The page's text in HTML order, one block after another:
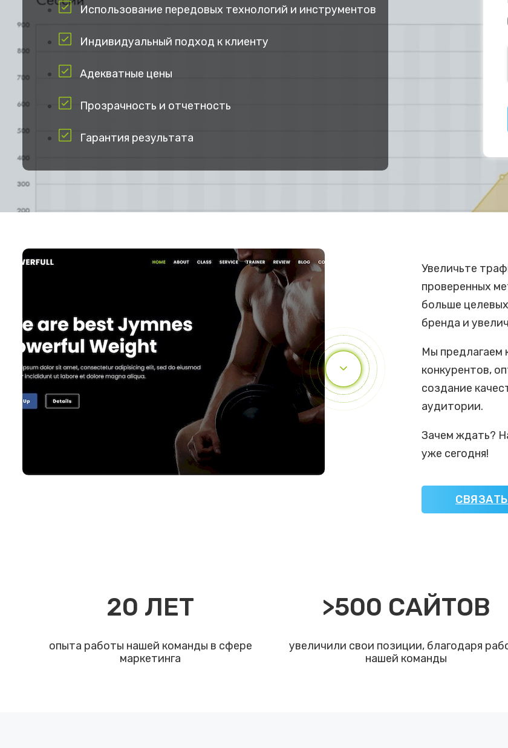
Использование передовых технологий и инструментов
Индивидуальный подход к клиенту
Адекватные цены
Прозрачность и отчетность
Гарантия результата
Увеличьте
проверенных
больше
бренда и
Мы предлагаем
конкурентов,
создание
аудитории.
Зачем ждать?
уже сегодня!
20 ЛЕТ
опыта работы нашей команды в сфере
маркетинга
>500 САЙТОВ
увеличили свои позиции, благодаря
нашей команды